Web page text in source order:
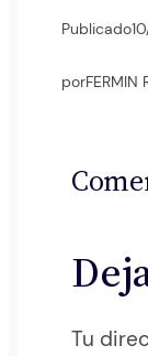
Publicado
porFERMIN
Tu